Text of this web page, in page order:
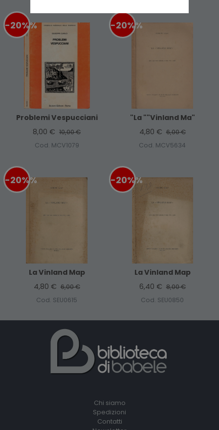
-20%%
Problemi Vespucciani
8,00 € 10,00 €
Cod. MCV1079
-20%%
"La ""Vinland Ma"
4,80 € 6,00 €
Cod. MCV5634
-20%%
La Vinland Map
4,80 € 6,00 €
Cod. SEU0615
-20%%
La Vinland Map
6,40 € 8,00 €
Cod. SEU0850
Chi siamo
Spedizioni
Contatti